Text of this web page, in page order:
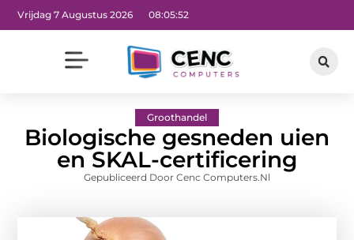
Vrijdag 7 Augustus 2026 08:05:53
Groothandel
Biologische gesneden uien
en SKAL-certificering
Gepubliceerd Door Cenc Computers.nl